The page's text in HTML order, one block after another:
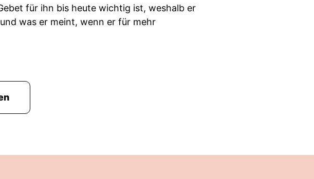
für ihn bis heute wichtig ist, weshalb er
was er meint, wenn er für mehr